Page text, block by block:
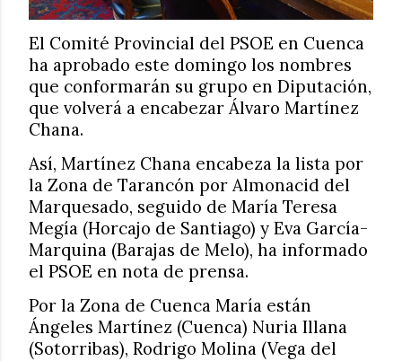
El Comité Provincial del PSOE en Cuenca
ha aprobado este domingo los nombres
que conformarán su grupo en Diputación,
que volverá a encabezar Álvaro Martínez
Chana.
Así, Martínez Chana encabeza la lista por
la Zona de Tarancón por Almonacid del
Marquesado, seguido de María Teresa
Megía (Horcajo de Santiago) y Eva García-
Marquina (Barajas de Melo), ha informado
el PSOE en nota de prensa.
Por la Zona de Cuenca María están
Ángeles Martínez (Cuenca) Nuria Illana
(Sotorribas), Rodrigo Molina (Vega del